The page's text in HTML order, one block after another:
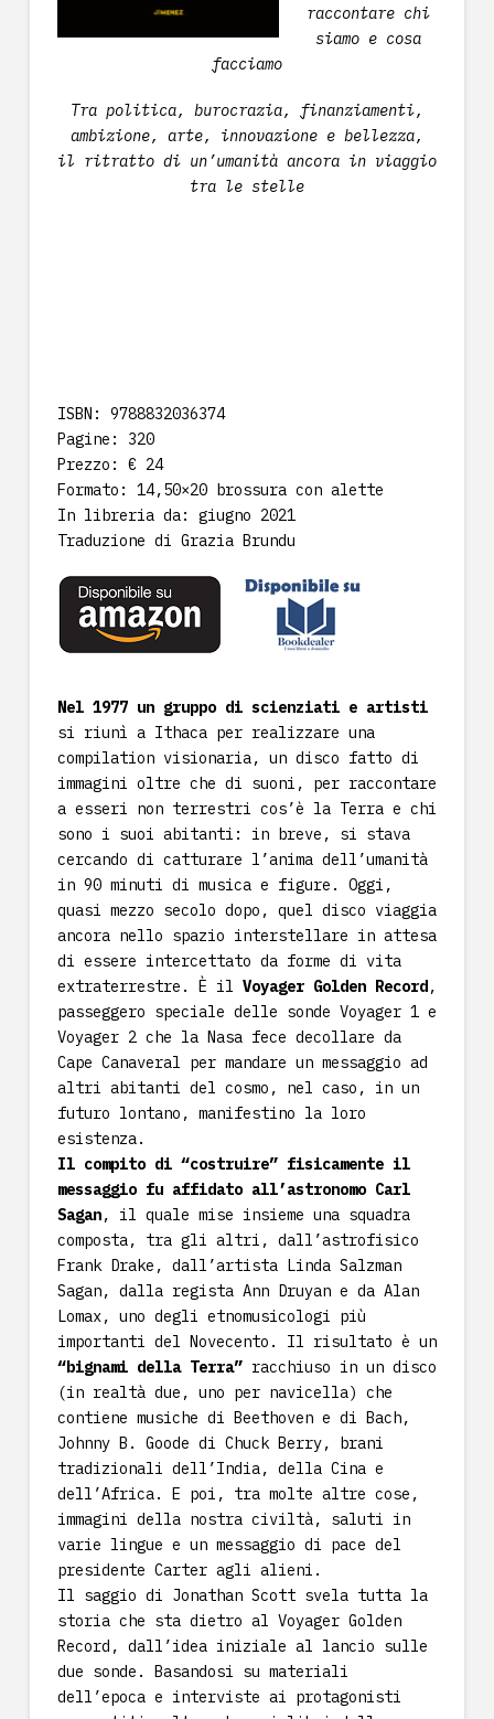
raccontare chi
siamo e cosa
facciamo
Tra politica, burocrazia, finanziamenti,
ambizione, arte, innovazione e bellezza,
il ritratto di un’umanità ancora in viaggio
tra le stelle
ISBN: 9788832036374
Pagine: 320
Prezzo: € 24
Formato: 14,50×20 brossura con alette
In libreria da: giugno 2021
Traduzione di Grazia Brundu
Nel 1977 un gruppo di scienziati e artisti
si riunì a Ithaca per realizzare una
compilation visionaria, un disco fatto di
immagini oltre che di suoni, per raccontare
a esseri non terrestri cos’è la Terra e chi
sono i suoi abitanti: in breve, si stava
cercando di catturare l’anima dell’umanità
in 90 minuti di musica e figure. Oggi,
quasi mezzo secolo dopo, quel disco viaggia
ancora nello spazio interstellare in attesa
di essere intercettato da forme di vita
extraterrestre. È il
Voyager Golden Record,
passeggero speciale delle sonde Voyager 1 e
Voyager 2 che la Nasa fece decollare da
Cape Canaveral per mandare un messaggio ad
altri abitanti del cosmo, nel caso, in un
futuro lontano, manifestino la loro
esistenza.
Il compito di “costruire” fisicamente il
messaggio fu affidato all’astronomo Carl
Sagan, il quale mise insieme una squadra
composta, tra gli altri, dall’astrofisico
Frank Drake, dall’artista Linda Salzman
Sagan, dalla regista Ann Druyan e da Alan
Lomax, uno degli etnomusicologi più
importanti del Novecento. Il risultato è un
“bignami della Terra”racchiuso in un disco
(in realtà due, uno per navicella) che
contiene musiche di Beethoven e di Bach,
Johnny B. Goode di Chuck Berry, brani
tradizionali dell’India, della Cina e
dell’Africa. E poi, tra molte altre cose,
immagini della nostra civiltà, saluti in
varie lingue e un messaggio di pace del
presidente Carter agli alieni.
Il saggio di Jonathan Scott svela tutta la
storia che sta dietro al Voyager Golden
Record, dall’idea iniziale al lancio sulle
due sonde. Basandosi su materiali
dell’epoca e interviste ai protagonisti